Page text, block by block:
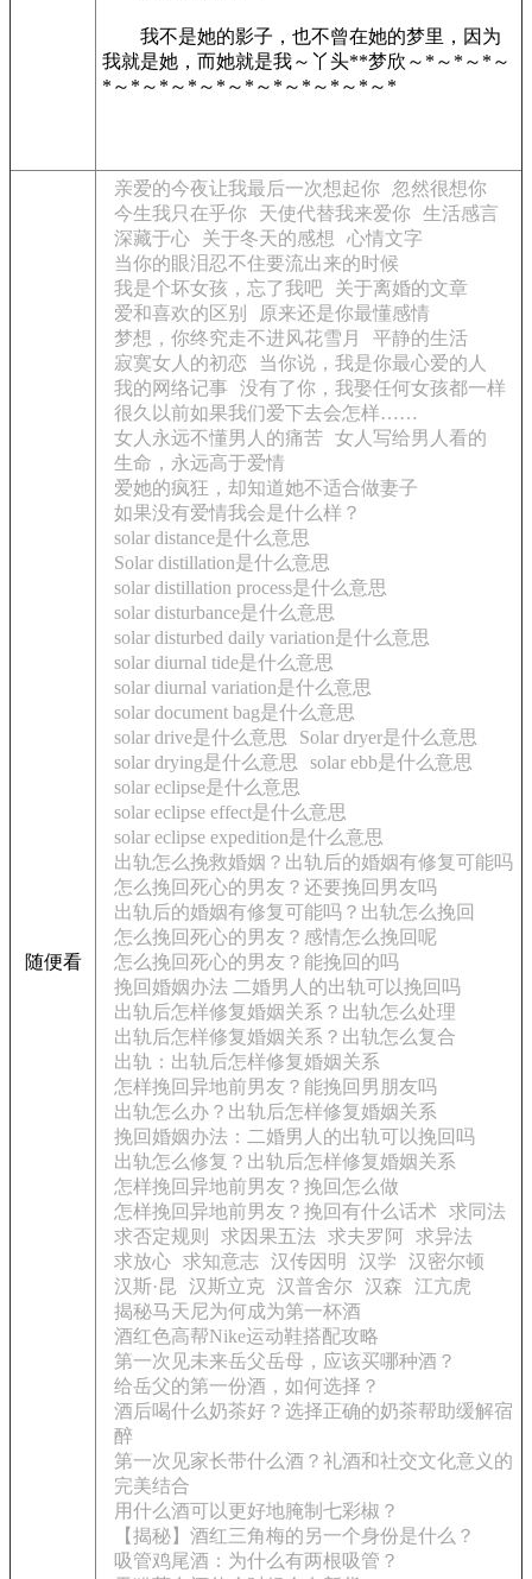
我不是她的影子，也不曾在她的梦里，因为
我就是她，而她就是我～丫头**梦欣～*～*～*～
*～*～*～*～*～*～*～*～*～*～*
随便看
亲爱的今夜让我最后一次想起你
忽然很想你
今生我只在乎你
天使代替我来爱你 生活感言
深藏于心
关于冬天的感想
心情文字
当你的眼泪忍不住要流出来的时候
我是个坏女孩，忘了我吧
关于离婚的文章
爱和喜欢的区别
原来还是你最懂感情
梦想，你终究走不进风花雪月
平静的生活
寂寞女人的初恋
当你说，我是你最心爱的人
我的网络记事
没有了你，我娶任何女孩都一样
很久以前如果我们爱下去会怎样……
女人永远不懂男人的痛苦 女人写给男人看的
生命，永远高于爱情
爱她的疯狂，却知道她不适合做妻子
如果没有爱情我会是什么样？
solar distance是什么意思
Solar distillation是什么意思
solar distillation process是什么意思
solar disturbance是什么意思
solar disturbed daily variation是什么意思
solar diurnal tide是什么意思
solar diurnal variation是什么意思
solar document bag是什么意思
solar drive是什么意思
Solar dryer是什么意思
solar drying是什么意思
solar ebb是什么意思
solar eclipse是什么意思
solar eclipse effect是什么意思
solar eclipse expedition是什么意思
出轨怎么挽救婚姻？出轨后的婚姻有修复可能吗
怎么挽回死心的男友？还要挽回男友吗
出轨后的婚姻有修复可能吗？出轨怎么挽回
怎么挽回死心的男友？感情怎么挽回呢
怎么挽回死心的男友？能挽回的吗
挽回婚姻办法 二婚男人的出轨可以挽回吗
出轨后怎样修复婚姻关系？出轨怎么处理
出轨后怎样修复婚姻关系？出轨怎么复合
出轨：出轨后怎样修复婚姻关系
怎样挽回异地前男友？能挽回男朋友吗
出轨怎么办？出轨后怎样修复婚姻关系
挽回婚姻办法：二婚男人的出轨可以挽回吗
出轨怎么修复？出轨后怎样修复婚姻关系
怎样挽回异地前男友？挽回怎么做
怎样挽回异地前男友？挽回有什么话术 求同法
求否定规则
求因果五法 求夫罗阿 求异法
求放心 求知意志 汉传因明 汉学
汉密尔顿
汉斯·昆
汉斯立克 汉普舍尔 汉森
江亢虎
揭秘马天尼为何成为第一杯酒
酒红色高帮Nike运动鞋搭配攻略
第一次见未来岳父岳母，应该买哪种酒？
给岳父的第一份酒，如何选择？
酒后喝什么奶茶好？选择正确的奶茶帮助缓解宿
醉
第一次见家长带什么酒？礼酒和社交文化意义的
完美结合
用什么酒可以更好地腌制七彩椒？
【揭秘】酒红三角梅的另一个身份是什么？
吸管鸡尾酒：为什么有两根吸管？